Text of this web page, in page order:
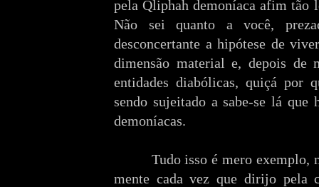
pela Qliphah demoníaca afim tão
Não sei quanto a você,
desconcertante a hipótese de
dimensão material e, depois de
entidades diabólicas, quiçá por
sendo sujeitado a sabe-se lá que
demoníacas.
Tudo isso é mero exemplo,
mente cada vez que dirijo pela